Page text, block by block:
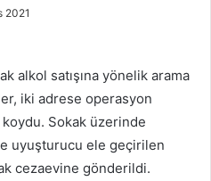
2021
alkol satışına yönelik arama
iki adrese operasyon
Sokak üzerinde
uyuşturucu ele geçirilen
cezaevine gönderildi.